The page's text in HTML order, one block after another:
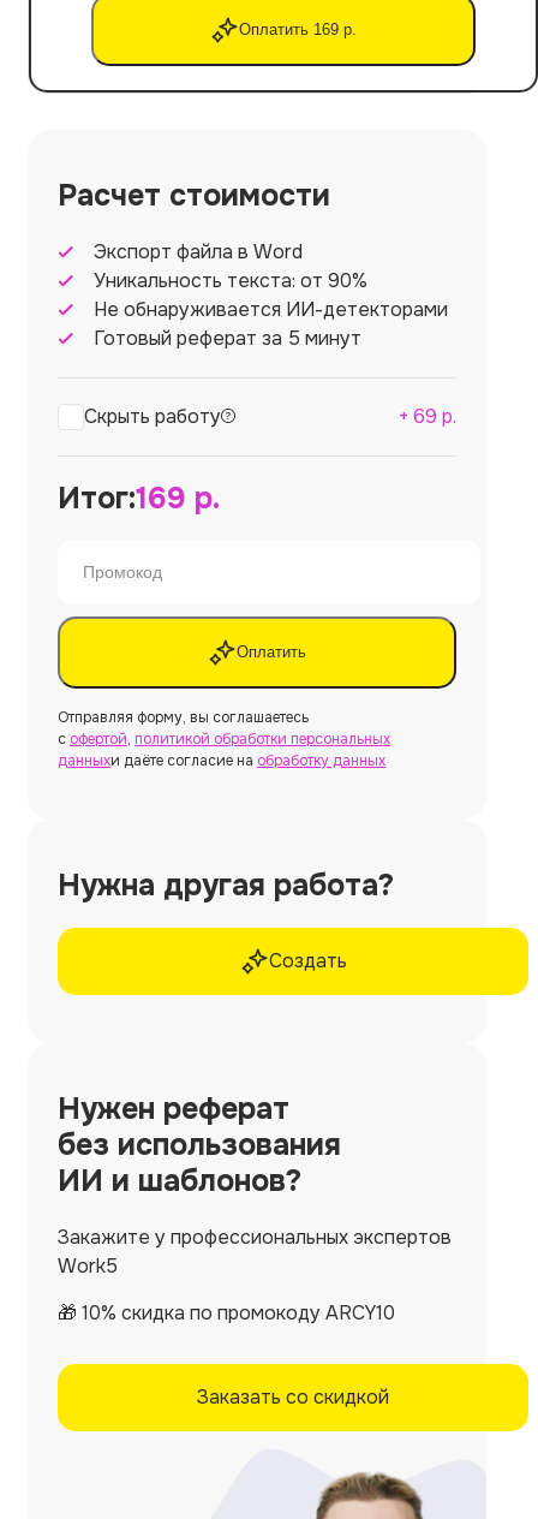
Оплатить 169 р.
Расчет стоимости
Экспорт файла в Word
Уникальность текста: от 90%
Не обнаруживается ИИ-детекторами
Готовый реферат за 5 минут
Скрыть работу + 69 р.
Итог:169 р.
Оплатить
Отправляя форму, вы соглашаетесь
с офертой, политикой обработки персональных
данныхи даёте согласие на обработку данных
Нужна другая работа?
Создать
Нужен реферат
без использования
ИИ и шаблонов?
Закажите у профессиональных экспертов
Work5
🎁 10% скидка по промокоду ARCY10
Заказать со скидкой